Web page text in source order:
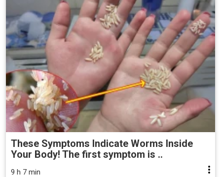
These Symptoms Indicate Worms Inside
Your Body! The first symptom is ..
9 h 7 min